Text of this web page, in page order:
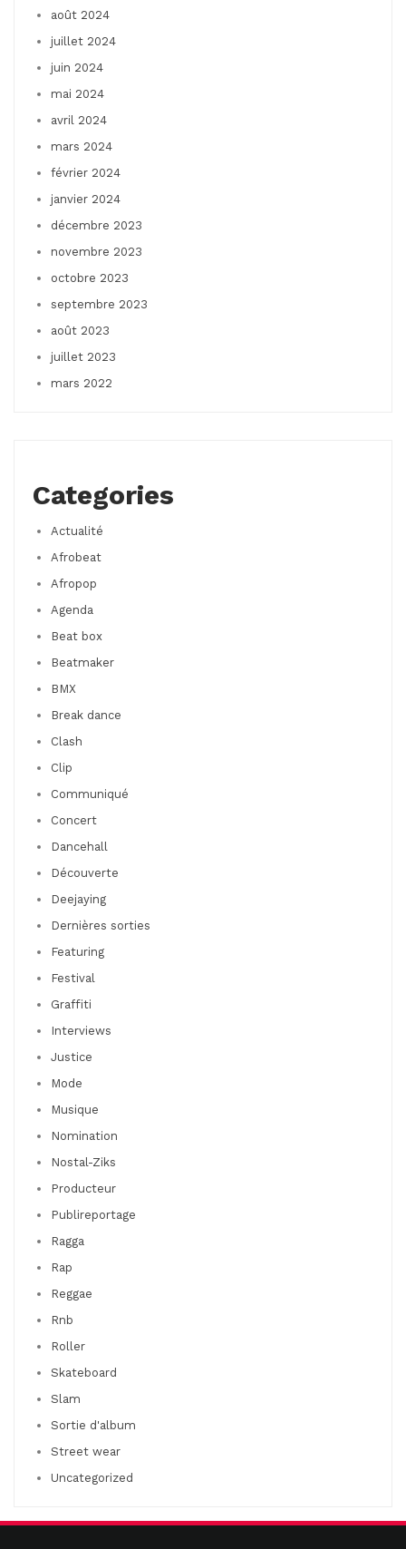
août 2024
juillet 2024
juin 2024
mai 2024
avril 2024
mars 2024
février 2024
janvier 2024
décembre 2023
novembre 2023
octobre 2023
septembre 2023
août 2023
juillet 2023
mars 2022
Categories
Actualité
Afrobeat
Afropop
Agenda
Beat box
Beatmaker
BMX
Break dance
Clash
Clip
Communiqué
Concert
Dancehall
Découverte
Deejaying
Dernières sorties
Featuring
Festival
Graffiti
Interviews
Justice
Mode
Musique
Nomination
Nostal-Ziks
Producteur
Publireportage
Ragga
Rap
Reggae
Rnb
Roller
Skateboard
Slam
Sortie d'album
Street wear
Uncategorized